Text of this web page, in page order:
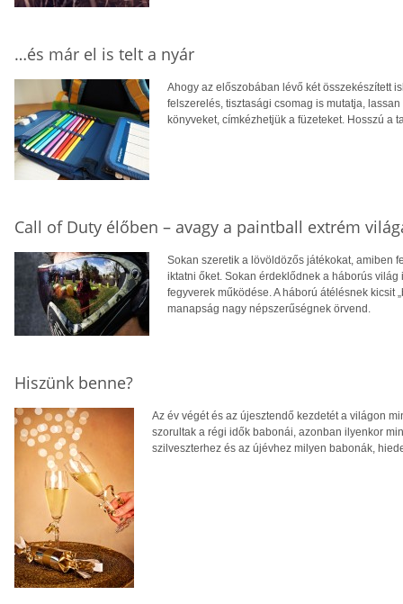
…és már el is telt a nyár
Ahogy az előszobában lévő két összekészített
felszerelés, tisztasági csomag is mutatja,
könyveket, címkézhetjük a füzeteket. Hosszú a
Call of Duty élőben – avagy a paintball extrém
Sokan szeretik a lövöldözős játékokat, amiben
iktatni őket. Sokan érdeklődnek a háborús
fegyverek működése. A háború átélésnek kicsit
manapság nagy népszerűségnek örvend.
Hiszünk benne?
Az év végét és az újesztendő kezdetét a világon
szorultak a régi idők babonái, azonban ilyenkor
szilveszterhez és az újévhez milyen babonák,